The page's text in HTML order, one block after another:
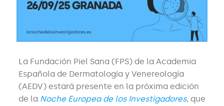
La Fundación Piel Sana (FPS) de la Academia
Española de Dermatología y Venereología
(AEDV) estará presente en la próxima edición
de la Noche Europea de los Investigadores, que